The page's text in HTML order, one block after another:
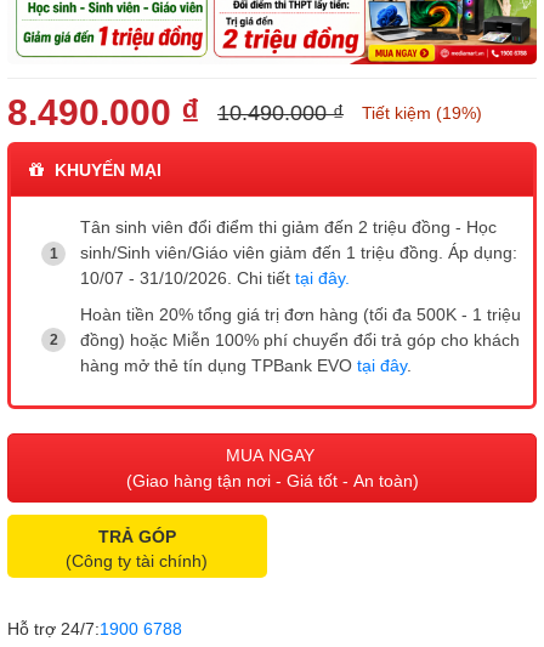
8.490.000 ₫ 10.490.000 ₫ Tiết kiệm (19%)
KHUYẾN MẠI
Tân sinh viên đổi điểm thi giảm đến 2 triệu đồng - Học
sinh/Sinh viên/Giáo viên giảm đến 1 triệu đồng. Áp dụng:
10/07 - 31/10/2026. Chi tiết tại đây.
Hoàn tiền 20% tổng giá trị đơn hàng (tối đa 500K - 1 triệu
đồng) hoặc Miễn 100% phí chuyển đổi trả góp cho khách
hàng mở thẻ tín dụng TPBank EVO tại đây.
MUA NGAY
(Giao hàng tận nơi - Giá tốt - An toàn)
TRẢ GÓP
(Công ty tài chính)
Hỗ trợ 24/7:1900 6788